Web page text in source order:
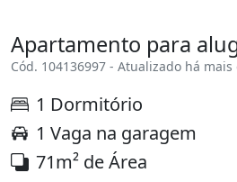
Apartamento para
Cód. 104136997 - Atualizado há mais
1 Dormitório
1 Vaga na garagem
71m² de Área